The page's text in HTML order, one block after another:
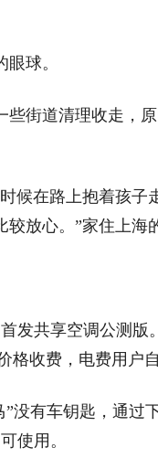
球。
街道清理收走，
候在路上抱着孩子
放心。”家住上海
发共享空调公测版
格收费，电费用户自
没有车钥匙，通过
使用。